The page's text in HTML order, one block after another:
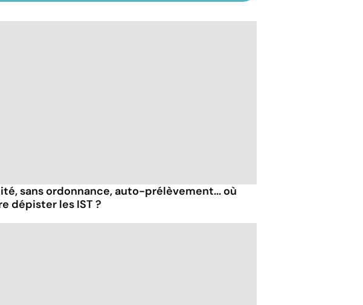
sans ordonnance, auto-prélèvement... où
dépister les IST ?